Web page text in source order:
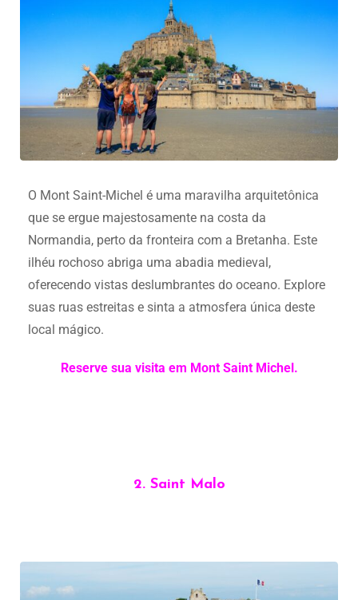
O Mont Saint-Michel é uma maravilha arquitetônica
que se ergue majestosamente na costa da
Normandia, perto da fronteira com a Bretanha. Este
ilhéu rochoso abriga uma abadia medieval,
oferecendo vistas deslumbrantes do oceano. Explore
suas ruas estreitas e sinta a atmosfera única deste
local mágico.
Reserve sua visita em Mont Saint Michel.
2. Saint Malo